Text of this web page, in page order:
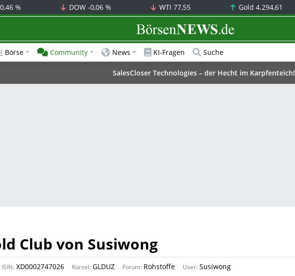
% DOW-0,06 % WTI77,55 Gold4.294,61
BörsenNEWS.de
Börse Community News KI-Fragen Suche
SalesCloser Technologies – der Hecht im Karpfenteich!
Club von Susiwong
ISIN: XD0002747026 Kürzel: GLDUZ Forum: Rohstoffe User: Susiwong